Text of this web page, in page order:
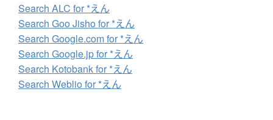
Search ALC for *えん
Search Goo Jisho for *えん
Search Google.com for *えん
Search Google.jp for *えん
Search Kotobank for *えん
Search Weblio for *えん